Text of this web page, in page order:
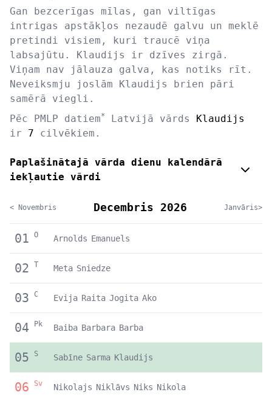
Gan bezcerīgas mīlas, gan viltīgas
intrigas apstākļos nezaudē galvu un meklē
pretindi visiem, kuri traucē viņa
labsajūtu. Klaudijs ir dzīves zirgā.
Viņam nav jālauza galva, kas notiks rīt.
Neveiksmju joslām Klaudijs brien pāri
samērā viegli.
Pēc PMLP datiem* Latvijā vārds Klaudijs
ir 7 cilvēkiem.
Paplašinātajā vārda dienu kalendārā
iekļautie vārdi
< Novembris Decembris 2026 Janvāris>
01 O Arnolds Emanuels
02 T Meta Sniedze
03 C Evija Raita Jogita Ako
04 Pk Baiba Barbara Barba
05 S Sabīne Sarma Klaudijs
06 Sv Nikolajs Niklāvs Niks Nikola